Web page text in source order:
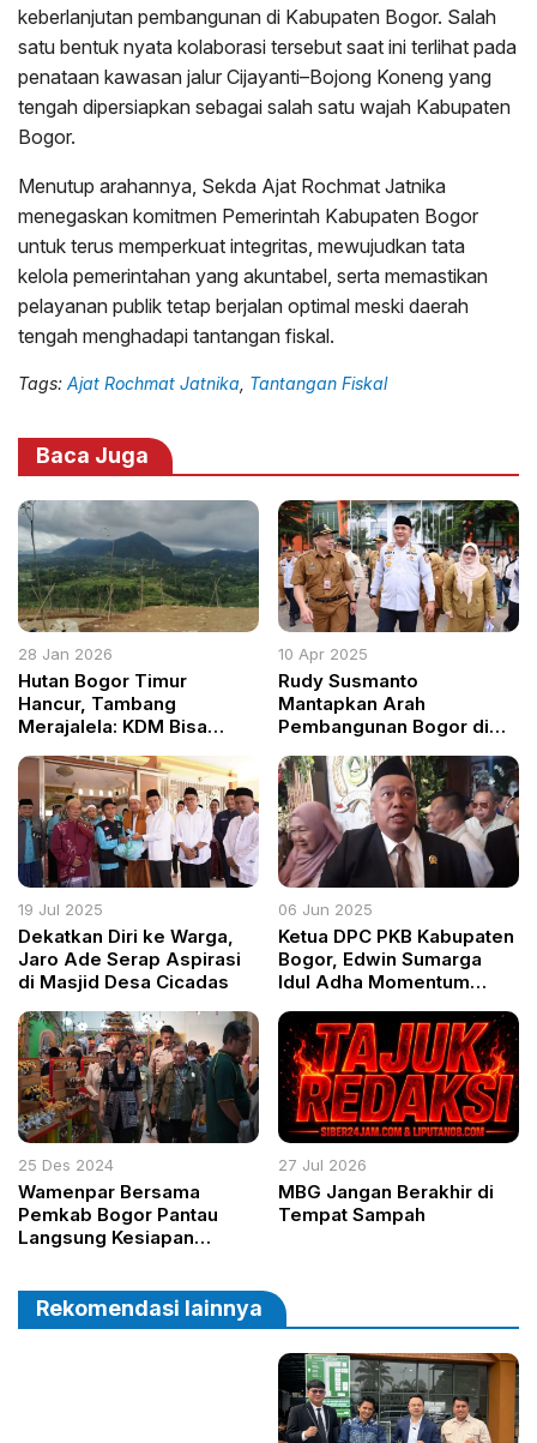
keberlanjutan pembangunan di Kabupaten Bogor. Salah
satu bentuk nyata kolaborasi tersebut saat ini terlihat pada
penataan kawasan jalur Cijayanti–Bojong Koneng yang
tengah dipersiapkan sebagai salah satu wajah Kabupaten
Bogor.
Menutup arahannya, Sekda Ajat Rochmat Jatnika
menegaskan komitmen Pemerintah Kabupaten Bogor
untuk terus memperkuat integritas, mewujudkan tata
kelola pemerintahan yang akuntabel, serta memastikan
pelayanan publik tetap berjalan optimal meski daerah
tengah menghadapi tantangan fiskal.
Tags: Ajat Rochmat Jatnika Tantangan Fiskal
Baca Juga
28 Jan 2026
Hutan Bogor Timur
Hancur, Tambang
Merajalela: KDM Bisa
Penyebab Banjir Bekasi–
Karawang
10 Apr 2025
Rudy Susmanto
Mantapkan Arah
Pembangunan Bogor di
Infrastruktur Pendidikan,
dan Pengentasan
Kemiskinan
19 Jul 2025
Dekatkan Diri ke Warga,
Jaro Ade Serap Aspirasi
di Masjid Desa Cicadas
06 Jun 2025
Ketua DPC PKB Kabupaten
Bogor, Edwin Sumarga
Idul Adha Momentum
Ketakwaan Sosial
25 Des 2024
Wamenpar Bersama
Pemkab Bogor Pantau
Langsung Kesiapan
Selama Liburan Nataru
27 Jul 2026
MBG Jangan Berakhir di
Tempat Sampah
Rekomendasi lainnya